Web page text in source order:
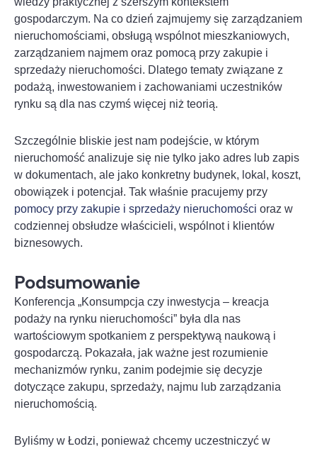
gospodarczym. Na co dzień zajmujemy się zarządzaniem
nieruchomościami, obsługą wspólnot mieszkaniowych,
zarządzaniem najmem oraz pomocą przy zakupie i
sprzedaży nieruchomości. Dlatego tematy związane z
podażą, inwestowaniem i zachowaniami uczestników
rynku są dla nas czymś więcej niż teorią.
Szczególnie bliskie jest nam podejście, w którym
nieruchomość analizuje się nie tylko jako adres lub zapis
w dokumentach, ale jako konkretny budynek, lokal, koszt,
obowiązek i potencjał. Tak właśnie pracujemy przy
pomocy przy zakupie i sprzedaży nieruchomości oraz w
codziennej obsłudze właścicieli, wspólnot i klientów
biznesowych.
Podsumowanie
Konferencja „Konsumpcja czy inwestycja – kreacja
podaży na rynku nieruchomości” była dla nas
wartościowym spotkaniem z perspektywą naukową i
gospodarczą. Pokazała, jak ważne jest rozumienie
mechanizmów rynku, zanim podejmie się decyzje
dotyczące zakupu, sprzedaży, najmu lub zarządzania
nieruchomością.
Byliśmy w Łodzi, ponieważ chcemy uczestniczyć w